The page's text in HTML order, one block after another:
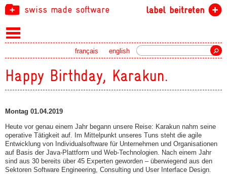
swiss made software label beitreten
english
français
Happy Birthday, Karakun.
Montag 01.04.2019
Heute vor genau einem Jahr begann unsere Reise: Karakun nahm seine
operative Tätigkeit auf. Im Mittelpunkt unseres Tuns steht die agile
Entwicklung von Individualsoftware für Unternehmen und Organisationen
auf Basis der Java-Plattform und Web-Technologien. Nach einem Jahr
sind aus 30 bereits über 45 Experten geworden – überwiegend aus den
Sektoren Software Engineering, Consulting und User Interface Design.